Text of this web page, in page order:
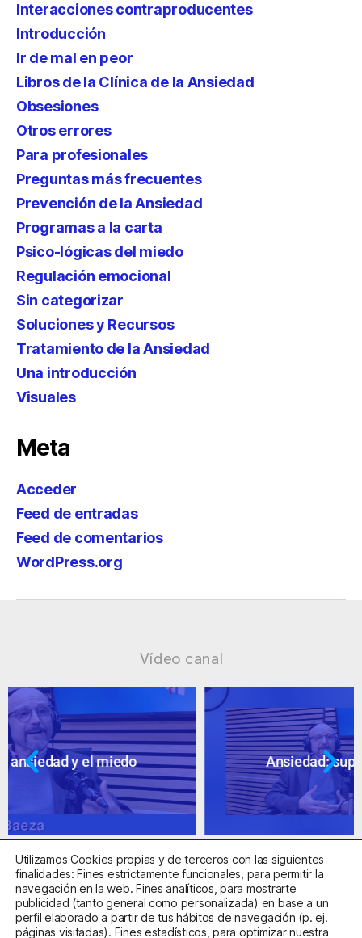
Interacciones contraproducentes
Introducción
Ir de mal en peor
Libros de la Clínica de la Ansiedad
Obsesiones
Otros errores
Para profesionales
Preguntas más frecuentes
Prevención de la Ansiedad
Programas a la carta
Psico-lógicas del miedo
Regulación emocional
Sin categorizar
Soluciones y Recursos
Tratamiento de la Ansiedad
Una introducción
Visuales
Meta
Acceder
Feed de entradas
Feed de comentarios
WordPress.org
Vídeo canal
Ansiedad: supuestos cuestionables
Centro Sanitario Autorizado con el código E08737002
Utilizamos Cookies propias y de terceros con las siguientes
finalidades: Fines estrictamente funcionales, para permitir la
navegación en la web. Fines analíticos, para mostrarte
publicidad (tanto general como personalizada) en base a un
perfil elaborado a partir de tus hábitos de navegación (p. ej.
páginas visitadas). Fines estadísticos, para optimizar nuestra